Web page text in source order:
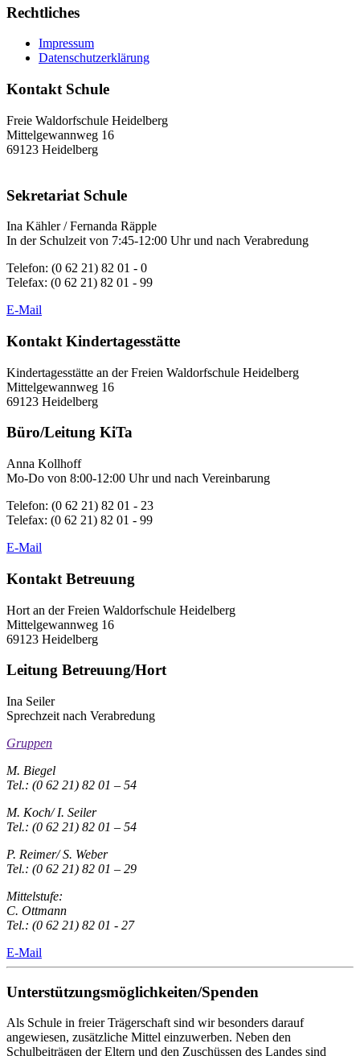
Rechtliches
Impressum
Datenschutzerklärung
Kontakt Schule
Freie Waldorfschule Heidelberg
Mittelgewannweg 16
69123 Heidelberg
Sekretariat Schule
Ina Kähler / Fernanda Räpple
In der Schulzeit von 7:45-12:00 Uhr und nach Verabredung
Telefon: (0 62 21) 82 01 - 0
Telefax: (0 62 21) 82 01 - 99
E-Mail
Kontakt Kindertagesstätte
Kindertagesstätte an der Freien Waldorfschule Heidelberg
Mittelgewannweg 16
69123 Heidelberg
Büro/Leitung KiTa
Anna Kollhoff
Mo-Do von 8:00-12:00 Uhr und nach Vereinbarung
Telefon: (0 62 21) 82 01 - 23
Telefax: (0 62 21) 82 01 - 99
E-Mail
Kontakt Betreuung
Hort an der Freien Waldorfschule Heidelberg
Mittelgewannweg 16
69123 Heidelberg
Leitung Betreuung/Hort
Ina Seiler
Sprechzeit nach Verabredung
Gruppen
M. Biegel
Tel.: (0 62 21) 82 01 – 54
M. Koch/ I. Seiler
Tel.: (0 62 21) 82 01 – 54
P. Reimer/ S. Weber
Tel.: (0 62 21) 82 01 – 29
Mittelstufe:
C. Ottmann
Tel.: (0 62 21) 82 01 - 27
E-Mail
Unterstützungsmöglichkeiten/Spenden
Als Schule in freier Trägerschaft sind wir besonders darauf
angewiesen, zusätzliche Mittel einzuwerben. Neben den
Schulbeiträgen der Eltern und den Zuschüssen des Landes sind